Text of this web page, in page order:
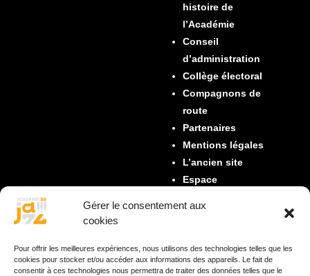
Gérer le consentement aux
cookies
Pour offrir les meilleures expériences, nous utilisons des technologies telles que les
cookies pour stocker et/ou accéder aux informations des appareils. Le fait de
consentir à ces technologies nous permettra de traiter des données telles que le
histoire de
l’Académie
Conseil
d’administration
Collège électoral
Compagnons de
route
Partenaires
Mentions légales
L’ancien site
Espace
Description des prix
actuels